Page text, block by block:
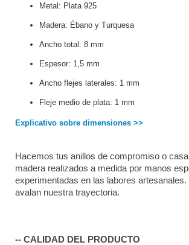
Metal: Plata 925
Madera: Ébano y Turquesa
Ancho total: 8 mm
Espesor: 1,5 mm
Ancho flejes laterales: 1 mm
Fleje medio de plata: 1 mm
Explicativo sobre dimensiones >>
Hacemos tus anillos de compromiso o
madera realizados a medida por manos
experimentadas en las labores
avalan nuestra trayectoria.
-- CALIDAD DEL PRODUCTO